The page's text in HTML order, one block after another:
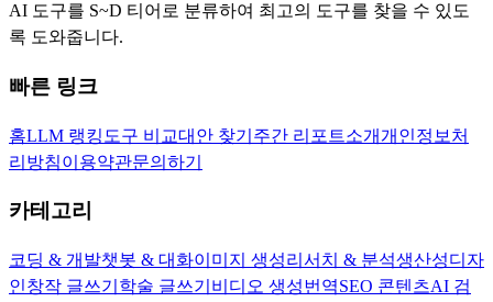
AI 도구를 S~D 티어로 분류하여 최고의 도구를 찾을 수 있도
록 도와줍니다.
빠른 링크
홈LLM 랭킹 도구 비교대안 찾기 주간 리포트소개개인정보처
리방침이용약관문의하기
카테고리
코딩 & 개발챗봇 & 대화이미지 생성리서치 & 분석생산성디자
인창작 글쓰기 학술 글쓰기 비디오 생성번역SEO 콘텐츠AI 검